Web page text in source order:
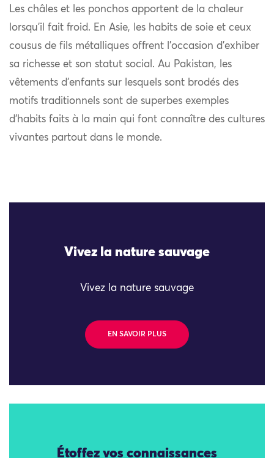
Les châles et les ponchos apportent de la chaleur
lorsqu’il fait froid. En Asie, les habits de soie et ceux
cousus de fils métalliques offrent l’occasion d’exhiber
sa richesse et son statut social. Au Pakistan, les
vêtements d’enfants sur lesquels sont brodés des
motifs traditionnels sont de superbes exemples
d’habits faits à la main qui font connaître des cultures
vivantes partout dans le monde.
Vivez la nature sauvage
Vivez la nature sauvage
EN SAVOIR PLUS
Étoffez vos connaissances